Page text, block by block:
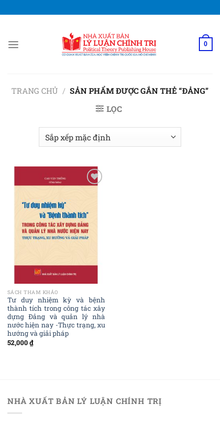
qua
dung
0
TRANG CHỦ / SẢN PHẨM ĐƯỢC GẮN THẺ “ĐẢNG”
LỌC
SÁCH THAM KHẢO
Tư duy nhiệm kỳ và bệnh
thành tích trong công tác xây
dựng Đảng và quản lý nhà
nước hiện nay -Thực trạng, xu
hướng và giải pháp
52,000₫
NHÀ XUẤT BẢN LÝ LUẬN CHÍNH TRỊ